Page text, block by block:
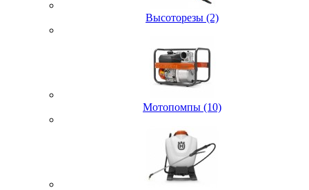
Высоторезы (2)
Мотопомпы (10)